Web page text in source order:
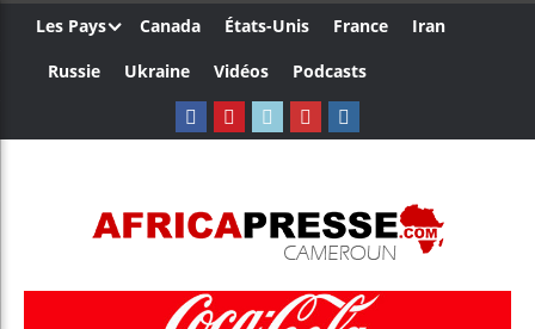
Les Pays Canada États-Unis France
Iran
Russie
Ukraine Vidéos Podcasts